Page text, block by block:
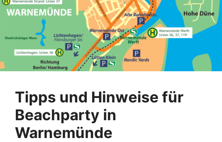
Tipps und Hinweise für
Beachparty in
Warnemünde